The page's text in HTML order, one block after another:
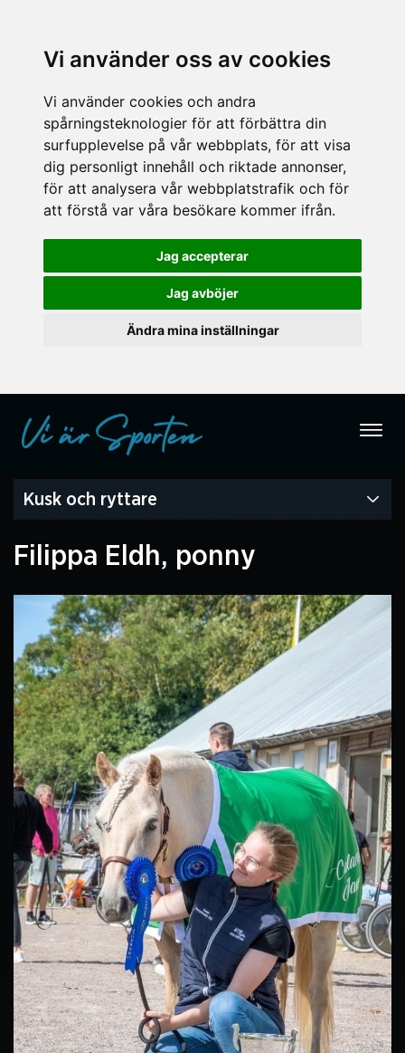
Vi använder oss av cookies
Vi använder cookies och andra
spårningsteknologier för att förbättra din
surfupplevelse på vår webbplats, för att visa
dig personligt innehåll och riktade annonser,
för att analysera vår webbplatstrafik och för
att förstå var våra besökare kommer ifrån.
Jag accepterar
Jag avböjer
Ändra mina inställningar
Kusk och ryttare
Filippa Eldh, ponny